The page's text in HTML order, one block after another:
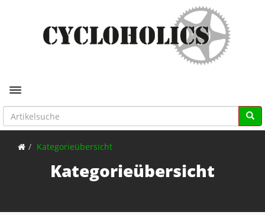
Toggle navigation
Kategorieübersicht
Kategorieübersicht